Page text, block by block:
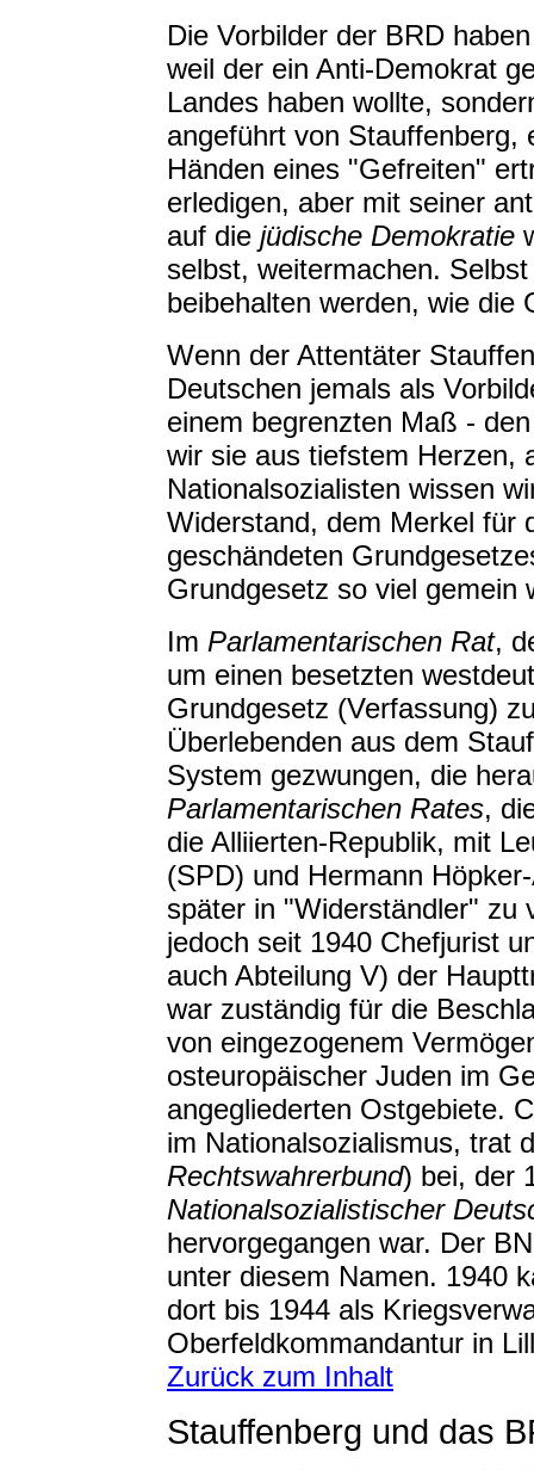
Die Vorbilder der BRD
weil der ein Anti-Demokrat
Landes haben wollte,
angeführt von Stauffenberg,
Händen eines "Gefreiten"
erledigen, aber mit seiner
auf die jüdische Demokratie
selbst, weitermachen.
beibehalten werden, wie die
Wenn der Attentäter
Deutschen jemals als
einem begrenzten Maß -
wir sie aus tiefstem Herzen,
Nationalsozialisten wissen
Widerstand, dem Merkel für
geschändeten
Grundgesetz so viel gemein
Im Parlamentarischen Rat,
um einen besetzten
Grundgesetz (Verfassung)
Überlebenden aus dem
System gezwungen, die
Parlamentarischen Rates,
die Alliierten-Republik, mit
(SPD) und Hermann
später in "Widerständler" zu
jedoch seit 1940 Chefjurist
auch Abteilung V) der
war zuständig für die
von eingezogenem
osteuropäischer Juden im
angegliederten Ostgebiete.
im Nationalsozialismus, trat
Rechtswahrerbund) bei, der
Nationalsozialistischer
hervorgegangen war. Der
unter diesem Namen. 1940
dort bis 1944 als
Oberfeldkommandantur in
Zurück zum Inhalt
Stauffenberg und das